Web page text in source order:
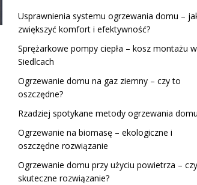
Usprawnienia systemu ogrzewania domu –
zwiększyć komfort i efektywność?
Sprężarkowe pompy ciepła – kosz montażu w
Siedlcach
Ogrzewanie domu na gaz ziemny – czy to
oszczędne?
Rzadziej spotykane metody ogrzewania domu
Ogrzewanie na biomasę – ekologiczne i
oszczędne rozwiązanie
Ogrzewanie domu przy użyciu powietrza –
skuteczne rozwiązanie?